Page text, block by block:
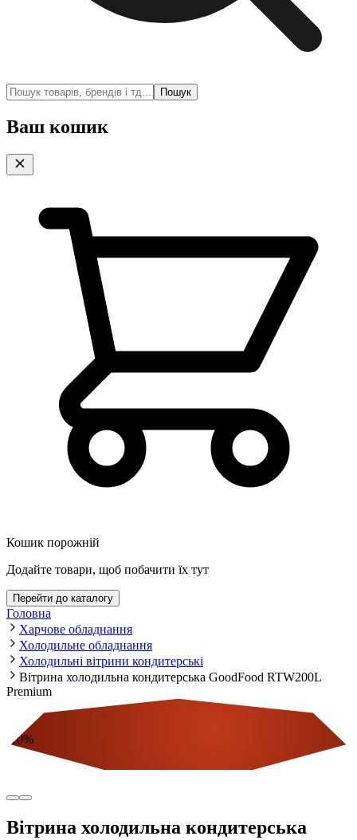
Пошук
Ваш кошик
Кошик порожній
Додайте товари, щоб побачити їх тут
Перейти до каталогу
Головна
Харчове обладнання
Холодильне обладнання
Холодильні вітрини кондитерські
Вітрина холодильна кондитерська GoodFood RTW200L
Premium
10%
Вітрина холодильна кондитерська